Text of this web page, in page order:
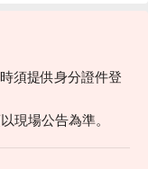
須提供身分證件登
現場公告為準。